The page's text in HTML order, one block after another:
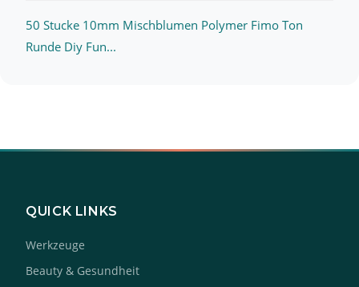
50 Stucke 10mm Mischblumen Polymer Fimo Ton
Runde Diy Fun...
QUICK LINKS
Werkzeuge
Beauty & Gesundheit